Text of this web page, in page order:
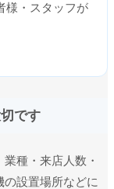
様・スタッフが
です
種・来店人数・
設置場所などに